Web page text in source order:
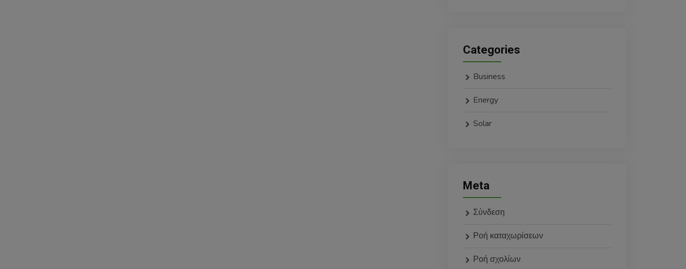
Categories
Business
Energy
Solar
Meta
Σύνδεση
Ροή καταχωρίσεων
Ροή σχολίων